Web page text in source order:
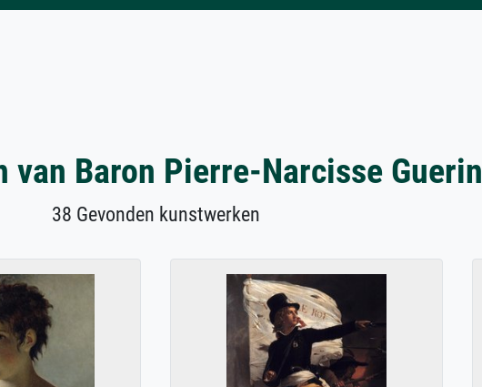
van Baron Pierre-Narcisse Guerin
38 Gevonden kunstwerken